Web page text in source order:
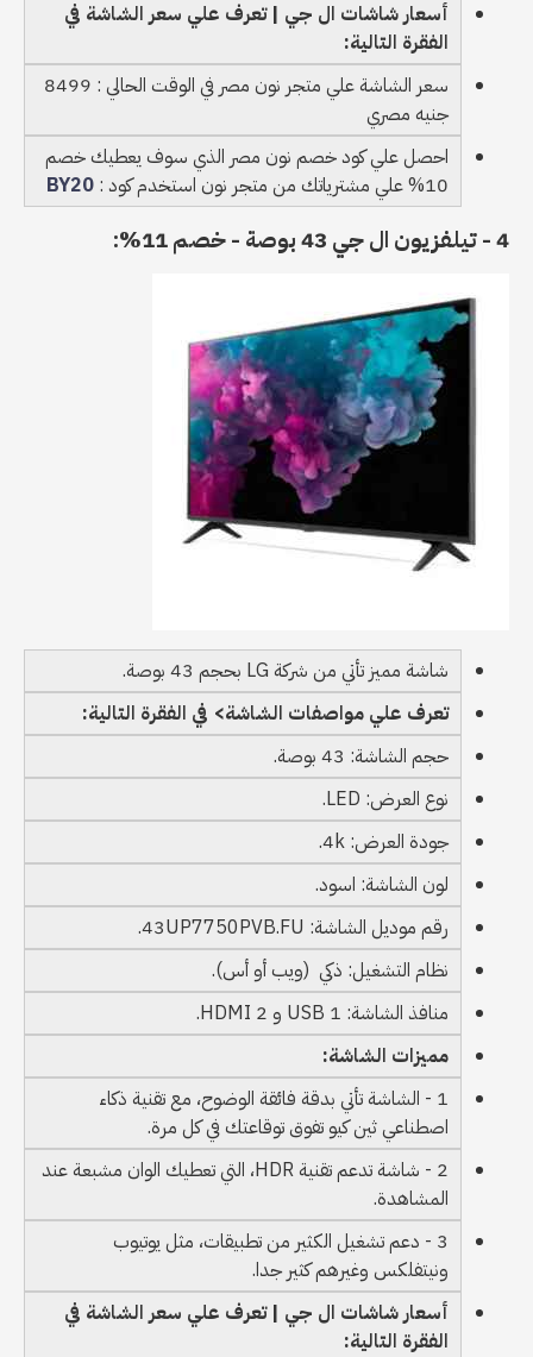
أسعار شاشات ال جي | تعرف علي سعر الشاشة في
الفقرة التالية:
سعر الشاشة علي متجر نون مصر في الوقت الحالي : 8499
جنيه مصري
احصل علي كود خصم نون مصر الذي سوف يعطيك خصم
10% علي مشترياتك من متجر نون استخدم كود :
BY20
4 - تيلفزيون ال جي 43 بوصة - خصم 11%:
شاشة مميز تأتي من شركة LG بحجم 43 بوصة.
تعرف علي مواصفات الشاشة> في الفقرة التالية:
حجم الشاشة: 43 بوصة.
نوع العرض: LED.
جودة العرض: 4k.
لون الشاشة: اسود.
رقم موديل الشاشة: 43UP7750PVB.FU.
نظام التشغيل: ذكي (ويب أو أس).
منافذ الشاشة: 1 USB و 2 HDMI.
مميزات الشاشة:
1 - الشاشة تأتي بدقة فائقة الوضوح، مع تقنية ذكاء
اصطناعي ثين كيو تفوق توقاعتك في كل مرة.
2 - شاشة تدعم تقنية HDR، التي تعطيك الوان مشبعة عند
المشاهدة.
3 - دعم تشغيل الكثير من تطبيقات، مثل يوتيوب
ونيتفلكس وغيرهم كثير جدا.
أسعار شاشات ال جي | تعرف علي سعر الشاشة في
الفقرة التالية: